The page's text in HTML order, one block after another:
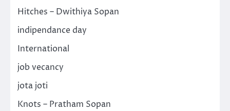
Hitches – Dwithiya Sopan
indipendance day
International
job vecancy
jota joti
Knots – Pratham Sopan